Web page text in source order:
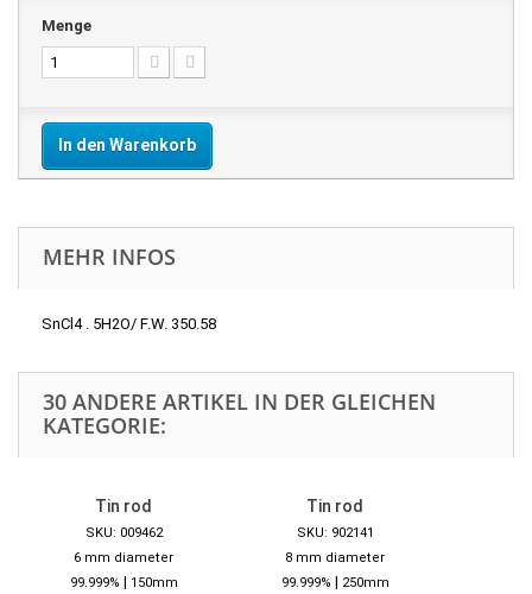
Menge
In den Warenkorb
MEHR INFOS
SnCl4 . 5H2O/ F.W. 350.58
30 ANDERE ARTIKEL IN DER GLEICHEN
KATEGORIE:
Tin rod
SKU: 009462
6 mm diameter
99.999% | 150mm
Tin rod
SKU: 902141
8 mm diameter
99.999% | 250mm